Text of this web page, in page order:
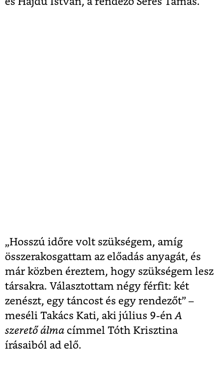
„Hosszú időre volt szükségem, amíg
összerakosgattam az előadás anyagát, és
már közben éreztem, hogy szükségem lesz
társakra. Választottam négy férfit: két
zenészt, egy táncost és egy rendezőt” –
meséli Takács Kati, aki július 9-én A
szerető álma címmel Tóth Krisztina
írásaiból ad elő.